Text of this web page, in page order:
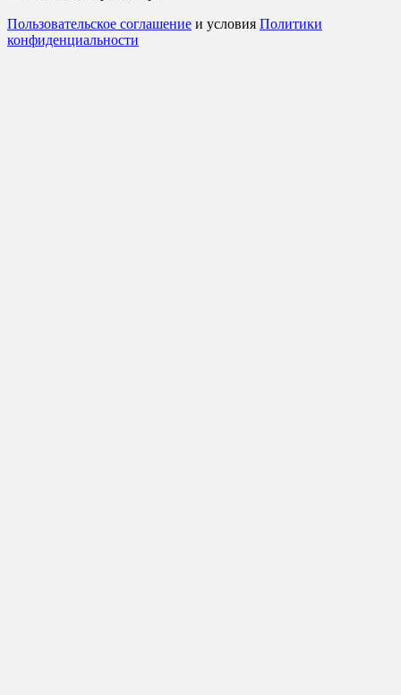
Пользовательское соглашение и условия Политики
конфиденциальности